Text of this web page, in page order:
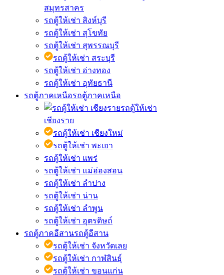
สมุทรสาคร
รถตู้ให้เช่า สิงห์บุรี
รถตู้ให้เช่า สุโขทัย
รถตู้ให้เช่า สุพรรณบุรี
รถตู้ให้เช่า สระบุรี
รถตู้ให้เช่า อ่างทอง
รถตู้ให้เช่า อุทัยธานี
รถตู้ภาคเหนือรถตู้ภาคเหนือ
รถตู้ให้เช่า
เชียงราย
รถตู้ให้เช่า เชียงใหม่
รถตู้ให้เช่า พะเยา
รถตู้ให้เช่า แพร่
รถตู้ให้เช่า แม่ฮ่องสอน
รถตู้ให้เช่า ลำปาง
รถตู้ให้เช่า น่าน
รถตู้ให้เช่า ลำพูน
รถตู้ให้เช่า อุตรดิษถ์
รถตู้ภาคอีสานรถตู้อีสาน
รถตู้ให้เช่า จังหวัดเลย
รถตู้ให้เช่า กาฬสินธุ์
รถตู้ให้เช่า ขอนแก่น